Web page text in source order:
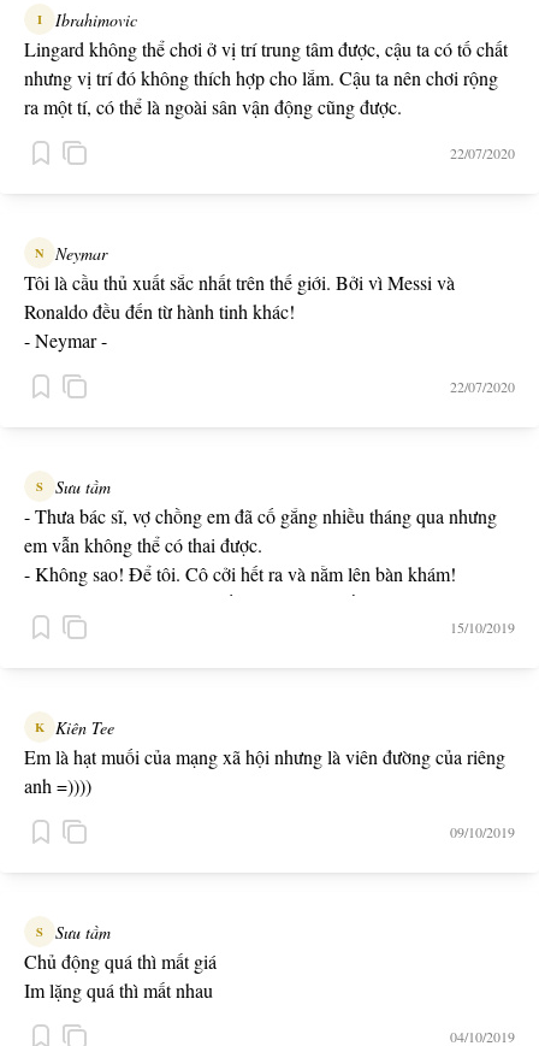
I Ibrahimovic
Lingard không thể chơi ở vị trí trung tâm được, cậu ta có tố chất
nhưng vị trí đó không thích hợp cho lắm. Cậu ta nên chơi rộng
ra một tí, có thể là ngoài sân vận động cũng được.
22/07/2020
N Neymar
Tôi là cầu thủ xuất sắc nhất trên thế giới. Bởi vì Messi và
Ronaldo đều đến từ hành tinh khác!
- Neymar -
22/07/2020
S Sưu tầm
- Thưa bác sĩ, vợ chồng em đã cố gắng nhiều tháng qua nhưng
em vẫn không thể có thai được.
- Không sao! Để tôi. Cô cởi hết ra và nằm lên bàn khám!
- Được thôi, nhưng em muốn có con với chồng em hơn...
15/10/2019
K Kiên Tee
Em là hạt muối của mạng xã hội nhưng là viên đường của riêng
anh =))))
09/10/2019
S Sưu tầm
Chủ động quá thì mất giá
Im lặng quá thì mất nhau
04/10/2019